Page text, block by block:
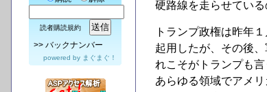
読者購読規約
>> バックナンバー
powered by まぐまぐ！
硬路線を走らせてい
トランプ政権は昨年
起用したが、その後
れこそがトランプも
あらゆる領域でアメ